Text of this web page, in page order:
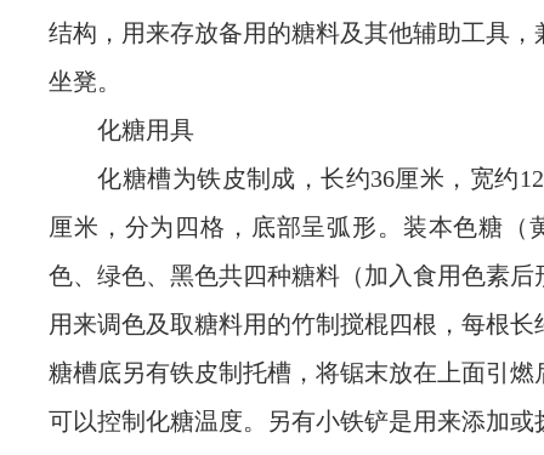
结构，用来存放备用的糖料及其他辅助工具，
坐凳。
化糖用具
化糖槽为铁皮制成，长约36厘米，宽约12
厘米，分为四格，底部呈弧形。装本色糖（
色、绿色、黑色共四种糖料（加入食用色素后
用来调色及取糖料用的竹制搅棍四根，每根长
糖槽底另有铁皮制托槽，将锯末放在上面引燃
可以控制化糖温度。另有小铁铲是用来添加或